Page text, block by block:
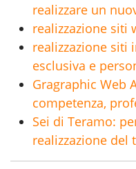
realizzare un
realizzazione siti
realizzazione siti
esclusiva e
Gragraphic Web
competenza,
Sei di Teramo:
realizzazione del